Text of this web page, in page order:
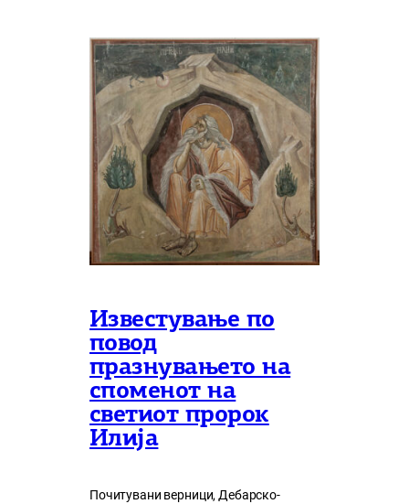
Известување по
повод
празнувањето на
споменот на
светиот пророк
Илија
Почитувани верници, Дебарско-